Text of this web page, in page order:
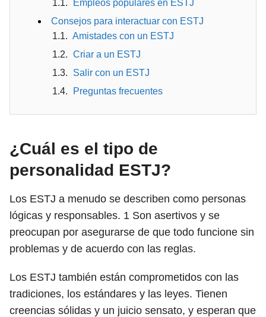
Empleos populares en ESTJ
Consejos para interactuar con ESTJ
Amistades con un ESTJ
Criar a un ESTJ
Salir con un ESTJ
Preguntas frecuentes
¿Cuál es el tipo de
personalidad ESTJ?
Los ESTJ a menudo se describen como personas
lógicas y responsables. 1 Son asertivos y se
preocupan por asegurarse de que todo funcione sin
problemas y de acuerdo con las reglas.
Los ESTJ también están comprometidos con las
tradiciones, los estándares y las leyes. Tienen
creencias sólidas y un juicio sensato, y esperan que